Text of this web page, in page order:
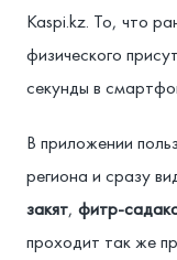
Kaspi.kz. То, что
физического
секунды в
В приложении
региона и сразу
закят, фитр-
проходит так же